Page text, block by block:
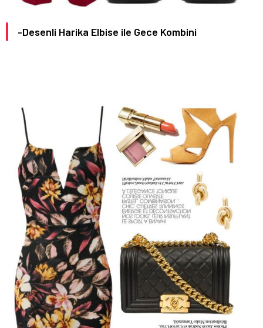
-Desenli Harika Elbise ile Gece Kombini